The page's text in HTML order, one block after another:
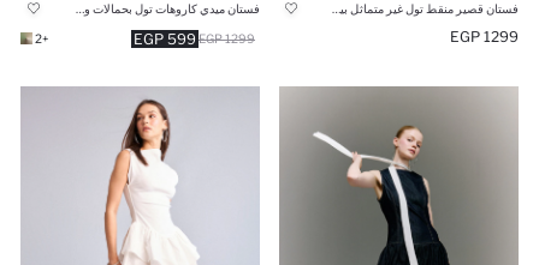
فستان قصير منقط تول غير متماثل بياقة عريضة
1299 EGP
فستان ميدي كاروهات تول بحمالات وياقة V
599 EGP 1299 EGP
+2